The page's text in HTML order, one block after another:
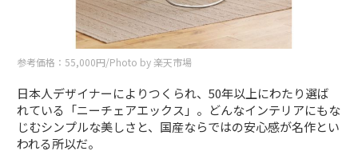
参考価格：55,000円/Photo by 楽天市場
日本人デザイナーによりつくられ、50年以上にわたり選ば
れている「ニーチェアエックス」。どんなインテリアにもな
じむシンプルな美しさと、国産ならではの安心感が名作とい
われる所以だ。